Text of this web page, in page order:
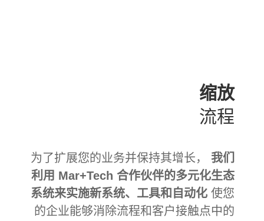
缩放
流程
为了扩展您的业务并保持其增长， 我们
利用 Mar+Tech 合作伙伴的多元化生态
系统来实施新系统、工具和自动化 使您
的企业能够消除流程和客户接触点中的